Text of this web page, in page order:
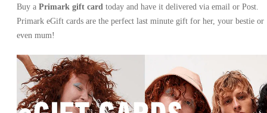
Buy a Primark gift card today and have it delivered via email or Post.
Primark eGift cards are the perfect last minute gift for her, your bestie or
even mum!